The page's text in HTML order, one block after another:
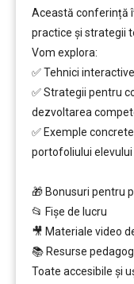
Această conferință
practice și strategii
Vom explora:
✅ Tehnici
✅ Strategii pentru
dezvoltarea
✅ Exemple
portofoliului elevului
🎁 Bonusuri pentru
📂 Fișe de lucru
🎥 Materiale video
📚 Resurse
Toate accesibile și